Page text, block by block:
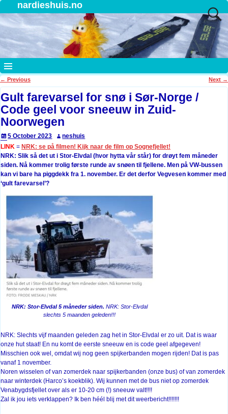
nardieshuis.no
Post navigation
← Previous Next →
Gult farevarsel for snø i Sør-Norge /
Code geel voor sneeuw in Zuid-
Noorwegen
5 October 2023
neshuis
LINK = NRK: se på filmen! Kijk naar de film op Sognefjellet!
NRK: Slik så det ut i Stor-Elvdal (hvor hytta vår står) for drøyt fem måneder
siden. Nå kommer trolig første runde av snøen til fjellene. Men på VW-bussen
kan vi bare ha piggdekk fra 1. november. Er det derfor Vegvesen kommer med
‘gult farevarsel’?
NRK: Stor-Elvdal 5 måneder siden. NRK: Stor-Elvdal
slechts 5 maanden geleden!!!
NRK: Slechts vijf maanden geleden zag het in Stor-Elvdal er zo uit. Dat is waar
onze hut staat! En nu komt de eerste sneeuw en is code geel afgegeven!
Misschien ook wel, omdat wij nog geen spijkerbanden mogen rijden! Dat is pas
vanaf 1 november.
Noren wisselen of van zomerdek naar spijkerbanden (onze bus) of van zomerdek
naar winterdek (Harco’s koekblik). Wij kunnen met de bus niet op zomerdek
Venabygdsfjellet over als er 10-20 cm (!) sneeuw valt!!!!
Zal ik jou iets verklappen? Ik ben héél blij met dit weerbericht!!!!!!!